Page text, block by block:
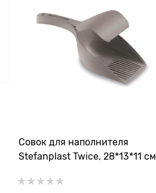
Совок для наполнителя
Stefanplast Twice, 28*13*11 см